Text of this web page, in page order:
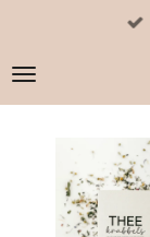
naar
de